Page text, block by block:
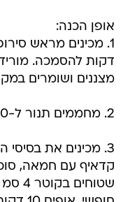
אופן הכנה:
דקות להסמכה.
מצננים ושומרים
2. מחממים תנור ל-180 מעלות.
3. מכינים את
קדאיף עם חמאה,